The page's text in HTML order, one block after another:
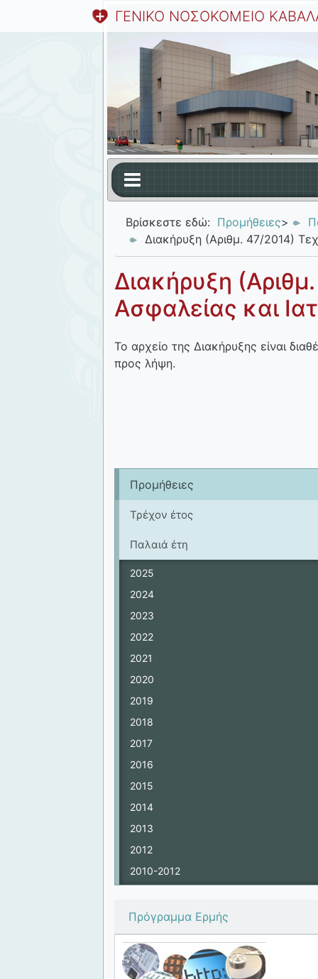
ΓΕΝΙΚΟ ΝΟΣΟΚΟΜΕΙΟ
Βρίσκεστε εδώ: Προμήθειες>
Διακήρυξη (Αριθμ. 47/2014)
Προμήθειες
Τρέχον έτος
Παλαιά έτη
2025
2024
2023
2022
2021
2020
2019
2018
2017
2016
2015
2014
2013
2012
2010-2012
Πρόγραμμα Ερμής
Διακήρυξη
Ασφαλείας και
Το αρχείο της Διακήρυξης είναι
προς λήψη.